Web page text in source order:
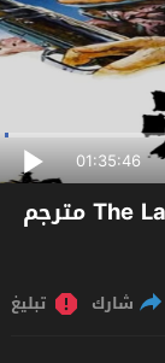
01:35:46
شارك تبليغ